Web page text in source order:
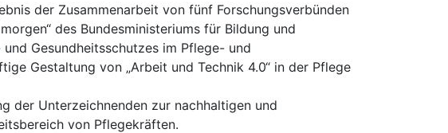
der Zusammenarbeit von fünf Forschungsverbünden
des Bundesministeriums für Bildung und
Gesundheitsschutzes im Pflege- und
Gestaltung von „Arbeit und Technik 4.0“ in der Pflege
der Unterzeichnenden zur nachhaltigen und
von Pflegekräften.